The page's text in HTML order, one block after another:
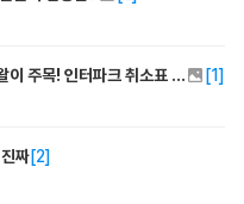
[인터파크 취켓팅] 루시 ISLAND 놓친 왈왈이 주목! 인터파크 취소표 꿀팁 총출동 [1]
짜[2]